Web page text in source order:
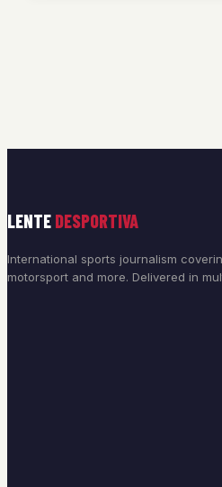
LENTE DESPORTIVA
International sports journalism
motorsport and more. Delivered in